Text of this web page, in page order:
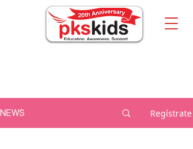
NEWS Regístrate